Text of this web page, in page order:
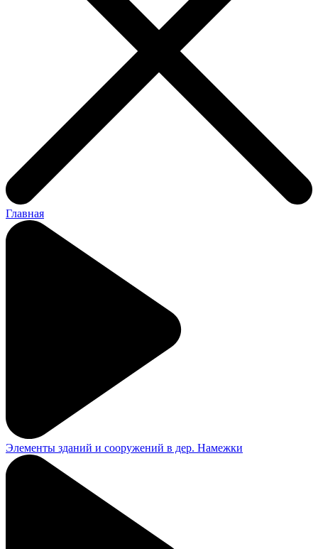
Главная
Элементы зданий и сооружений в дер. Намежки